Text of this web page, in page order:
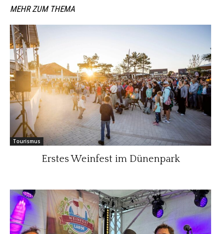
MEHR ZUM THEMA
Tourismus
Erstes Weinfest im Dünenpark